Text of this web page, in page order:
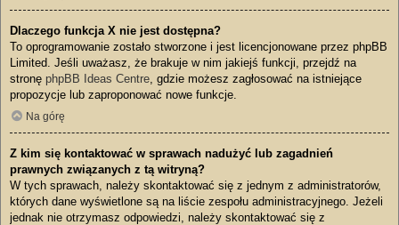
Dlaczego funkcja X nie jest dostępna?
To oprogramowanie zostało stworzone i jest licencjonowane przez phpBB
Limited. Jeśli uważasz, że brakuje w nim jakiejś funkcji, przejdź na
stronę phpBB Ideas Centre, gdzie możesz zagłosować na istniejące
propozycje lub zaproponować nowe funkcje.
Na górę
Z kim się kontaktować w sprawach nadużyć lub zagadnień
prawnych związanych z tą witryną?
W tych sprawach, należy skontaktować się z jednym z administratorów,
których dane wyświetlone są na liście zespołu administracyjnego. Jeżeli
jednak nie otrzymasz odpowiedzi, należy skontaktować się z